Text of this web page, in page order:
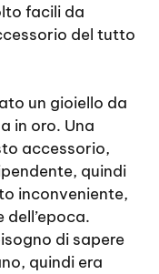
facili da
del tutto
un gioiello da
in oro. Una
accessorio,
quindi
inconveniente,
di sapere
quindi era